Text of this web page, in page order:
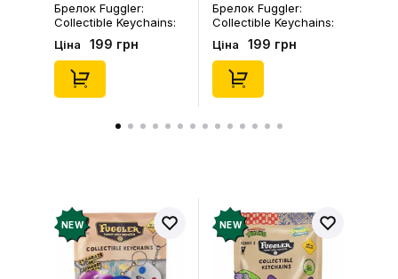
Брелок Fuggler:
Collectible Keychains:
Gold Edition: Series 3
(Blind Box: 1 з 24),
(11550)
Ціна 199 грн
Брелок Fuggler:
Collectible Keychains:
Series 2 (Blind Box: 1 з
46), (15475)
Ціна 199 грн
NEW NEW